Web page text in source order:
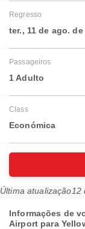
Regresso
ter., 11 de ago. de
Passageiros
1 Adulto
Class
Económica
Última atualização12
Informações de
Airport para